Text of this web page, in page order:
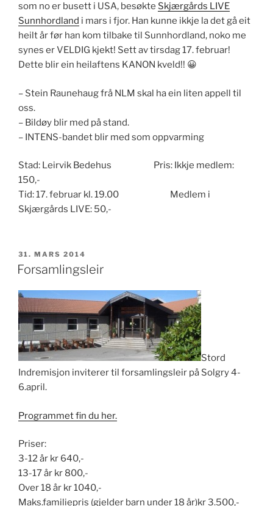
som no er busett i USA, besøkte Skjærgårds LIVE
Sunnhordland i mars i fjor. Han kunne ikkje la det gå eit
heilt år før han kom tilbake til Sunnhordland, noko me
synes er VELDIG kjekt! Sett av tirsdag 17. februar!
Dette blir ein heilaftens KANON kveld!! 😀
– Stein Raunehaug frå NLM skal ha ein liten appell til
oss.
– Bildøy blir med på stand.
– INTENS-bandet blir med som oppvarming
Stad: Leirvik Bedehus Pris: Ikkje medlem:
150,-
Tid: 17. februar kl. 19.00 Medlem i
Skjærgårds LIVE: 50,-
PUBLISERT
31. MARS 2014
Forsamlingsleir
Stord
Indremisjon inviterer til forsamlingsleir på Solgry 4-
6.april.
Programmet fin du her.
Priser:​
3-12 år​ kr 640,-
​13-17 år ​kr 800,-​
​Over 18 år​ kr 1040,-
Maks.familiepris (gjelder barn under 18 år)​kr 3.500,-